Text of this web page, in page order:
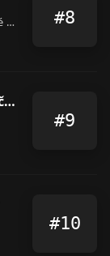
Podchod Hodžovo námestie 4, Staré Mesto #8
Barber Shop Trnava - tradičné pánske holičstvo
#9
#10